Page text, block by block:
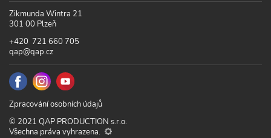
Zikmunda Wintra 21
301 00 Plzeň
+420 721 660 705
qap@qap.cz
Zpracování osobních údajů
© 2021 QAP PRODUCTION s.r.o.
Všechna práva vyhrazena.